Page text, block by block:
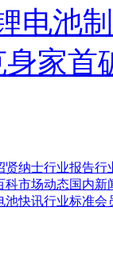
电池
家首
贤纳士行业报告行
科市场动态国内新
池快讯行业标准会